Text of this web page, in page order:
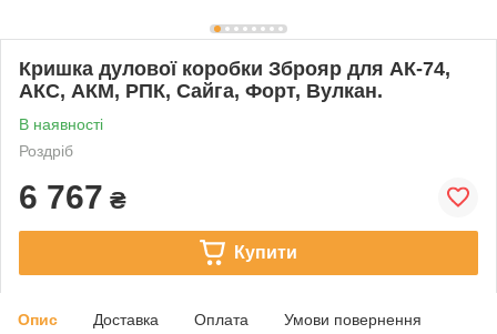
Кришка дулової коробки Зброяр для АК-74,
АКС, АКМ, РПК, Сайга, Форт, Вулкан.
В наявності
Роздріб
6 767 ₴
Купити
Опис Доставка Оплата Умови повернення